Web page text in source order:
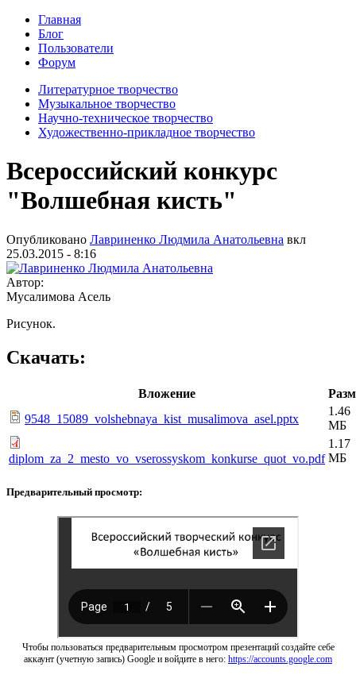
Главная
Блог
Пользователи
Форум
Литературное творчество
Музыкальное творчество
Научно-техническое творчество
Художественно-прикладное творчество
Всероссийский конкурс
"Волшебная кисть"
Опубликовано Лавриненко Людмила Анатольевна вкл
25.03.2015 - 8:16
Автор:
Мусалимова Асель
Рисунок.
Скачать:
Вложение
9548_15089_volshebnaya_kist_musalimova_asel.pptx
1.46
МБ
diplom_za_2_mesto_vo_vserossyskom_konkurse_quot_vo.pdf
1.17
МБ
Предварительный просмотр:
Чтобы пользоваться предварительным просмотром презентаций создайте себе
аккаунт (учетную запись) Google и войдите в него: https://accounts.google.com